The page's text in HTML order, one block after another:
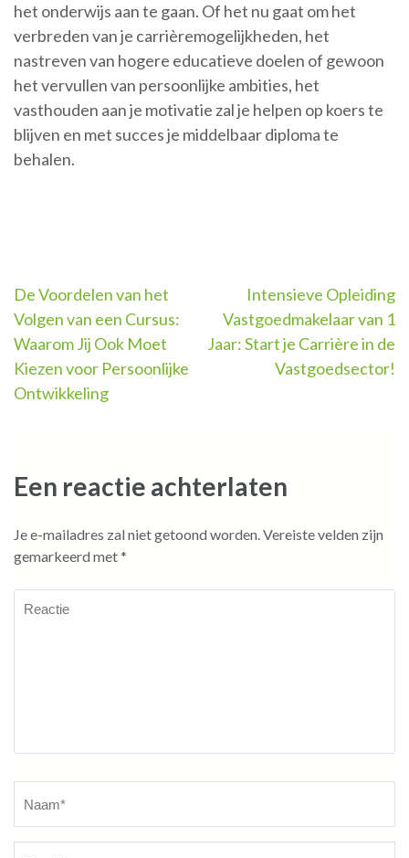
het onderwijs aan te gaan. Of het nu gaat om het
verbreden van je carrièremogelijkheden, het
nastreven van hogere educatieve doelen of gewoon
het vervullen van persoonlijke ambities, het
vasthouden aan je motivatie zal je helpen op koers te
blijven en met succes je middelbaar diploma te
behalen.
Berichtnavigatie
De Voordelen van het
Volgen van een Cursus:
Waarom Jij Ook Moet
Kiezen voor Persoonlijke
Ontwikkeling
Intensieve Opleiding
Vastgoedmakelaar van 1
Jaar: Start je Carrière in de
Vastgoedsector!
Een reactie achterlaten
Je e-mailadres zal niet getoond worden.Vereiste velden zijn
gemarkeerd met*